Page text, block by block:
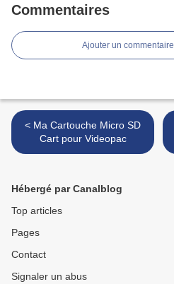
Commentaires
Ajouter un commentaire
< Ma Cartouche Micro SD
Cart pour Videopac
Hébergé par Canalblog
Top articles
Pages
Contact
Signaler un abus